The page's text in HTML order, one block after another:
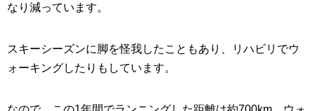
なり減っています。
スキーシーズンに脚を怪我したこともあり、リハビリでウ
ォーキングしたりもしています。